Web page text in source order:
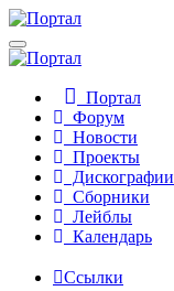
Портал
Форум
Новости
Проекты
Дискографии
Сборники
Лейблы
Календарь
Ссылки